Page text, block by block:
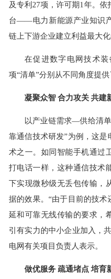
及专利27项，许可期1年。
台——电力新能源产业知识
链上下游企业建立利益最大
在促进数字电网技术
项“清单”分别从不同角度提供
凝聚众智 合力攻关 共建
以产业链需求—供给清
靠通信技术研发”为例，这
术之一。如同智能手机通过
打电话一样，这种通信技术
下实现微秒级无丢包传输，
据的效果。“由于目前的技
延和可靠无线传输的要求，
引有实力的中小企业加入，
电网有关项目负责人表示。
做优服务 疏通堵点 培育